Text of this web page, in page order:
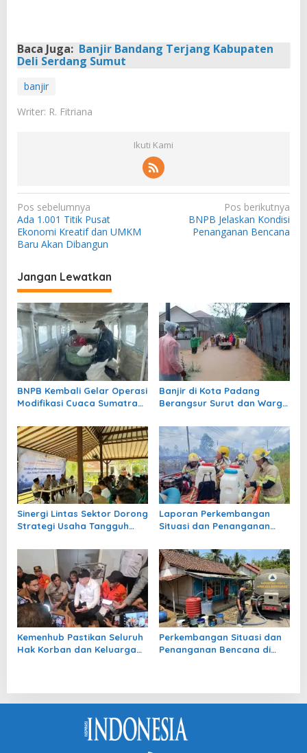
Baca Juga: Banjir Bandang Terjang Kabupaten
Deli Serdang Sumut
banjir
Writer: R. Fitriana
Ikuti Kami
N
a
v
g
a
s
i
p
o
s
Pos sebelumnya
Ada 1.001 Titik Pusat
Ekonomi Kreatif dan UMKM
Baru Akan Dibangun
Pos berikutnya
BNPB Jelaskan Kondisi
Penanganan Bencana
Jangan Lewatkan
BNPB Kembali Gelar Operasi
Modifikasi Cuaca Sumatra
Banjir di Kota Padang
Berangsur Surut dan Warga
Sinergi Lintas Sektor Dorong
Strategi Usaha Tangguh
NTB
Laporan Perkembangan
Situasi dan Penanganan
Agustus 2026
Kemenhub Pastikan Seluruh
Hak Korban dan Keluarga
Perkembangan Situasi dan
Penanganan Bencana di